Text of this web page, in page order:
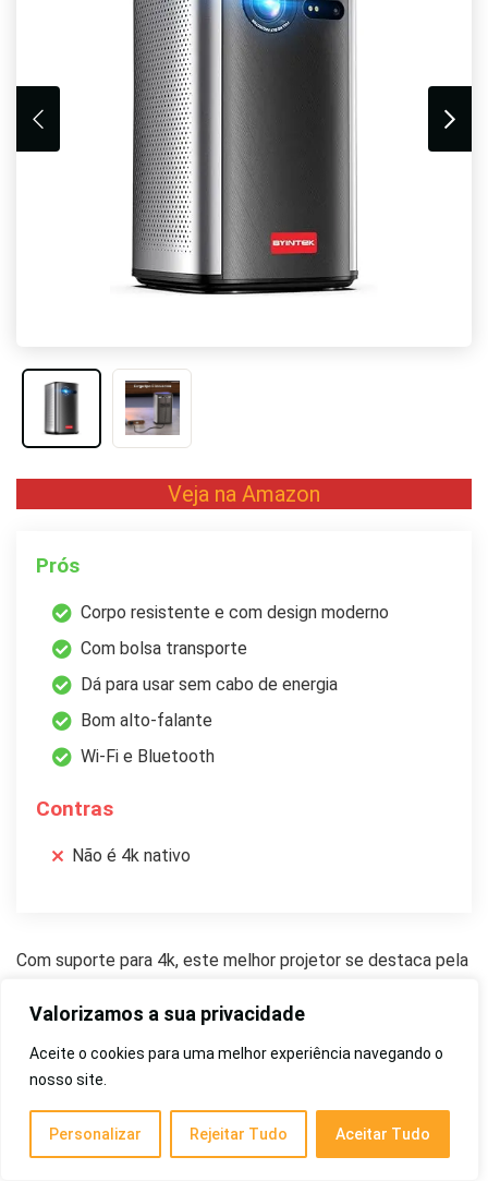
Valorizamos a sua privacidade
Aceite o cookies para uma melhor experiência navegando o
nosso site.
Personalizar Rejeitar Tudo Aceitar Tudo
Veja na Amazon
Prós
Corpo resistente e com design moderno
Com bolsa transporte
Dá para usar sem cabo de energia
Bom alto-falante
Wi-Fi e Bluetooth
Contras
Não é 4k nativo
Com suporte para 4k, este melhor projetor se destaca pela
produção consegue resistir mesmo aos impactos ou
quedas acidentais que podem ocorrer durante a utilização.
Além do mais, uma vez que funciona também com bateria,
não é dependente de conexões com cabos, sendo assim